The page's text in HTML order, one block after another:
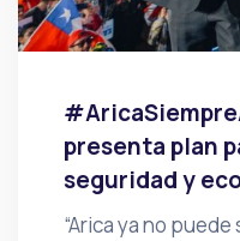
presenta plan
seguridad y
“Arica ya no